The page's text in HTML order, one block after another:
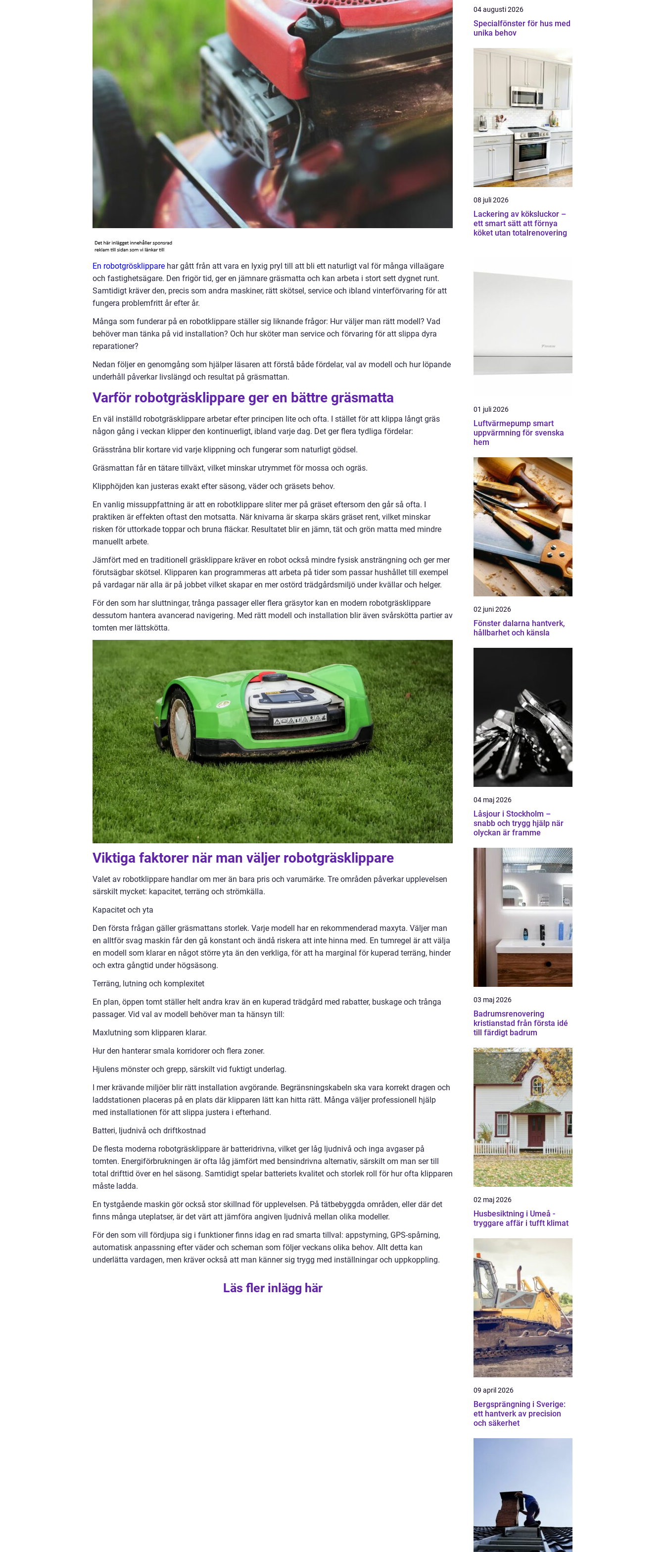
En robotgrösklippare har gått från att vara en lyxig pryl till att bli ett naturligt val för många villaägare
och fastighetsägare. Den frigör tid, ger en jämnare gräsmatta och kan arbeta i stort sett dygnet runt.
Samtidigt kräver den, precis som andra maskiner, rätt skötsel, service och ibland vinterförvaring för att
fungera problemfritt år efter år.
Många som funderar på en robotklippare ställer sig liknande frågor: Hur väljer man rätt modell? Vad
behöver man tänka på vid installation? Och hur sköter man service och förvaring för att slippa dyra
reparationer?
Nedan följer en genomgång som hjälper läsaren att förstå både fördelar, val av modell och hur löpande
underhåll påverkar livslängd och resultat på gräsmattan.
Varför robotgräsklippare ger en bättre gräsmatta
En väl inställd robotgräsklippare arbetar efter principen lite och ofta. I stället för att klippa långt gräs
någon gång i veckan klipper den kontinuerligt, ibland varje dag. Det ger flera tydliga fördelar:
Grässtråna blir kortare vid varje klippning och fungerar som naturligt gödsel.
Gräsmattan får en tätare tillväxt, vilket minskar utrymmet för mossa och ogräs.
Klipphöjden kan justeras exakt efter säsong, väder och gräsets behov.
En vanlig missuppfattning är att en robotklippare sliter mer på gräset eftersom den går så ofta. I
praktiken är effekten oftast den motsatta. När knivarna är skarpa skärs gräset rent, vilket minskar
risken för uttorkade toppar och bruna fläckar. Resultatet blir en jämn, tät och grön matta med mindre
manuellt arbete.
Jämfört med en traditionell gräsklippare kräver en robot också mindre fysisk ansträngning och ger mer
förutsägbar skötsel. Klipparen kan programmeras att arbeta på tider som passar hushållet till exempel
på vardagar när alla är på jobbet vilket skapar en mer ostörd trädgårdsmiljö under kvällar och helger.
För den som har sluttningar, trånga passager eller flera gräsytor kan en modern robotgräsklippare
dessutom hantera avancerad navigering. Med rätt modell och installation blir även svårskötta partier av
tomten mer lättskötta.
Viktiga faktorer när man väljer robotgräsklippare
Valet av robotklippare handlar om mer än bara pris och varumärke. Tre områden påverkar upplevelsen
särskilt mycket: kapacitet, terräng och strömkälla.
Kapacitet och yta
Den första frågan gäller gräsmattans storlek. Varje modell har en rekommenderad maxyta. Väljer man
en alltför svag maskin får den gå konstant och ändå riskera att inte hinna med. En tumregel är att välja
en modell som klarar en något större yta än den verkliga, för att ha marginal för kuperad terräng, hinder
och extra gångtid under högsäsong.
Terräng, lutning och komplexitet
En plan, öppen tomt ställer helt andra krav än en kuperad trädgård med rabatter, buskage och trånga
passager. Vid val av modell behöver man ta hänsyn till:
Maxlutning som klipparen klarar.
Hur den hanterar smala korridorer och flera zoner.
Hjulens mönster och grepp, särskilt vid fuktigt underlag.
I mer krävande miljöer blir rätt installation avgörande. Begränsningskabeln ska vara korrekt dragen och
laddstationen placeras på en plats där klipparen lätt kan hitta rätt. Många väljer professionell hjälp
med installationen för att slippa justera i efterhand.
Batteri, ljudnivå och driftkostnad
De flesta moderna robotgräsklippare är batteridrivna, vilket ger låg ljudnivå och inga avgaser på
tomten. Energiförbrukningen är ofta låg jämfört med bensindrivna alternativ, särskilt om man ser till
total drifttid över en hel säsong. Samtidigt spelar batteriets kvalitet och storlek roll för hur ofta klipparen
måste ladda.
En tystgående maskin gör också stor skillnad för upplevelsen. På tätbebyggda områden, eller där det
finns många uteplatser, är det värt att jämföra angiven ljudnivå mellan olika modeller.
För den som vill fördjupa sig i funktioner finns idag en rad smarta tillval: appstyrning, GPS-spårning,
automatisk anpassning efter väder och scheman som följer veckans olika behov. Allt detta kan
underlätta vardagen, men kräver också att man känner sig trygg med inställningar och uppkoppling.
Läs fler inlägg här
04 augusti 2026
Specialfönster för hus med
unika behov
08 juli 2026
Lackering av köksluckor –
ett smart sätt att förnya
köket utan totalrenovering
01 juli 2026
Luftvärmepump smart
uppvärmning för svenska
hem
02 juni 2026
Fönster dalarna hantverk,
hållbarhet och känsla
04 maj 2026
Låsjour i Stockholm –
snabb och trygg hjälp när
olyckan är framme
03 maj 2026
Badrumsrenovering
kristianstad från första idé
till färdigt badrum
02 maj 2026
Husbesiktning i Umeå -
tryggare affär i tufft klimat
09 april 2026
Bergsprängning i Sverige:
ett hantverk av precision
och säkerhet